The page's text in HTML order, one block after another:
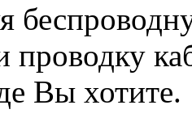
проводку
Вы хотите.